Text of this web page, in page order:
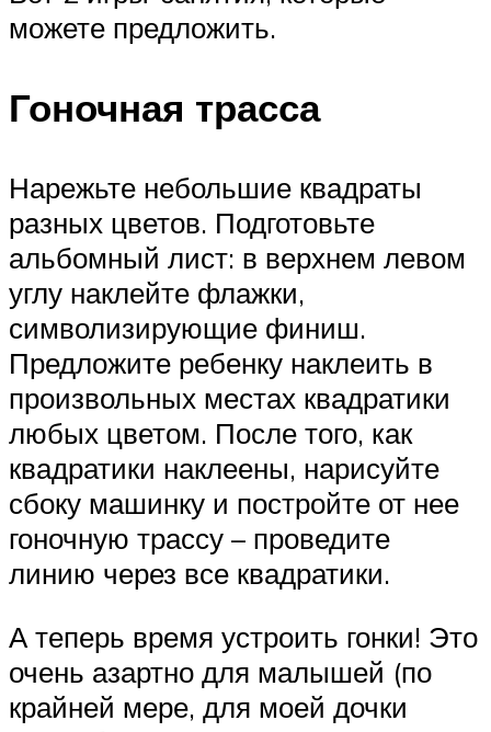
можете предложить.
Гоночная трасса
Нарежьте небольшие квадраты
разных цветов. Подготовьте
альбомный лист: в верхнем левом
углу наклейте флажки,
символизирующие финиш.
Предложите ребенку наклеить в
произвольных местах квадратики
любых цветом. После того, как
квадратики наклеены, нарисуйте
сбоку машинку и постройте от нее
гоночную трассу – проведите
линию через все квадратики.
А теперь время устроить гонки! Это
очень азартно для малышей (по
крайней мере, для моей дочки